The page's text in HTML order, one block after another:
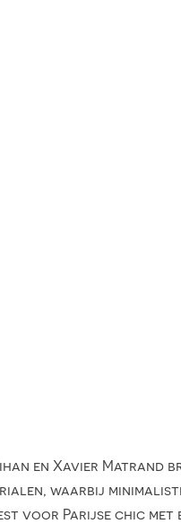
en Xavier Matrand
waarbij
voor Parijse chic met